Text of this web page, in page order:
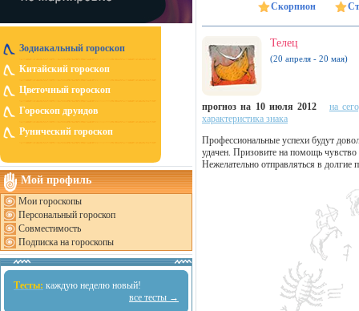
Зодиакальный гороскоп
Китайский гороскоп
Цветочный гороскоп
Гороскоп друидов
Рунический гороскоп
Мой профиль
Мои гороскопы
Персональный гороскоп
Совместимость
Подписка на гороскопы
Тесты: каждую неделю новый!
все тесты →
Скорпион
Телец
(20 апреля - 20 мая)
прогноз на 10 июля 2012
на
характеристика знака
Профессиональные успехи будут
удачен. Призовите на помощь
Нежелательно отправляться в долгие